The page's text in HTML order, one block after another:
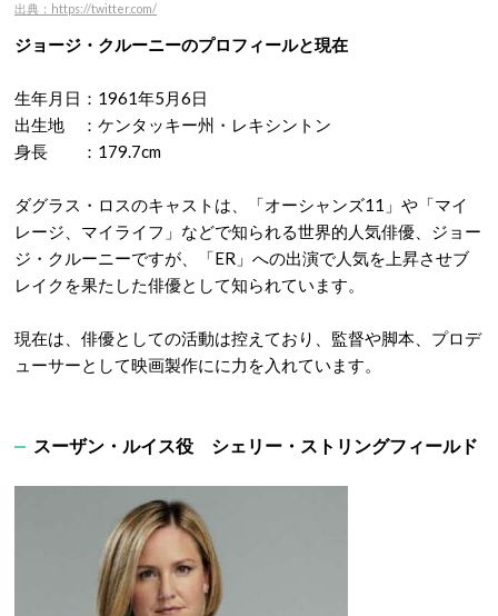
出典：https://twitter.com/
ジョージ・クルーニーのプロフィールと現在
生年月日：1961年5月6日
出生地 ：ケンタッキー州・レキシントン
身長 ：179.7cm
ダグラス・ロスのキャストは、「オーシャンズ11」や「マイ
レージ、マイライフ」などで知られる世界的人気俳優、ジョー
ジ・クルーニーですが、「ER」への出演で人気を上昇させブ
レイクを果たした俳優として知られています。
現在は、俳優としての活動は控えており、監督や脚本、プロデ
ューサーとして映画製作にに力を入れています。
スーザン・ルイス役 シェリー・ストリングフィールド